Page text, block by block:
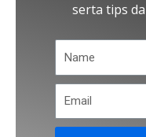
serta tips